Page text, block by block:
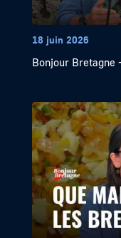
18 juin 2026
Bonjour Bretagne